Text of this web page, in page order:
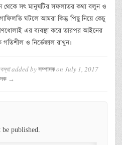
থেকে সৎ মানুষটির সফলাতর কথা বলুন ও
ঘটলে আমরা কিন্তু পিছু নিয়ে কেচু
এর ব্যবস্থা করে তারপর আইনের
ও নির্ভেজাল রাখুন।
added by সম্পাদকon July 1, 2017
→
published.